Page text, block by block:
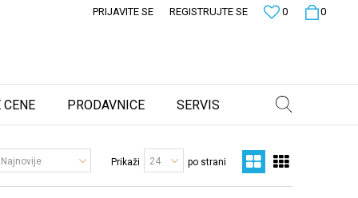
0
0
PRIJAVITE SE REGISTRUJTE SE
PRODAVNICE SERVIS
Prikaži po strani